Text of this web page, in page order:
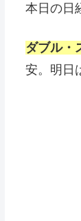
本日の日
ダブル・
安。明日